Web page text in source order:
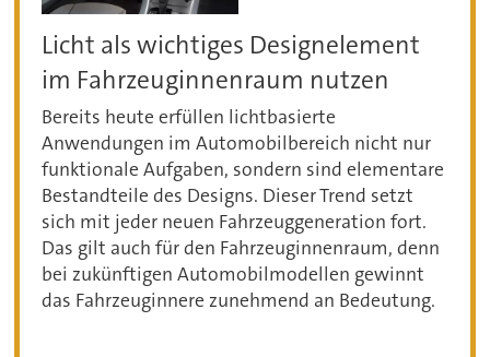
Licht als wichtiges Designelement
im Fahrzeuginnenraum nutzen
Bereits heute erfüllen lichtbasierte
Anwendungen im Automobilbereich nicht nur
funktionale Aufgaben, sondern sind elementare
Bestandteile des Designs. Dieser Trend setzt
sich mit jeder neuen Fahrzeuggeneration fort.
Das gilt auch für den Fahrzeuginnenraum, denn
bei zukünftigen Automobilmodellen gewinnt
das Fahrzeuginnere zunehmend an Bedeutung.